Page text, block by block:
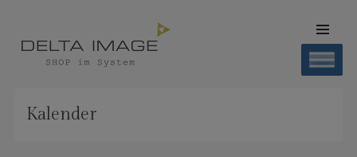
CONTENT
Kalender